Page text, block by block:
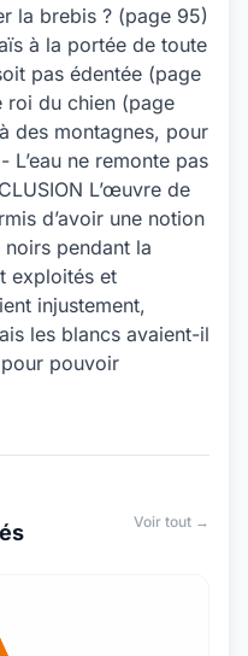
la brebis ? (page 95)
à la portée de toute
pas édentée (page
roi du chien (page
des montagnes, pour
ne remonte pas
L’œuvre de
d’avoir une notion
pendant la
exploités et
injustement,
les blancs avaient-il
pour pouvoir
Voir tout →